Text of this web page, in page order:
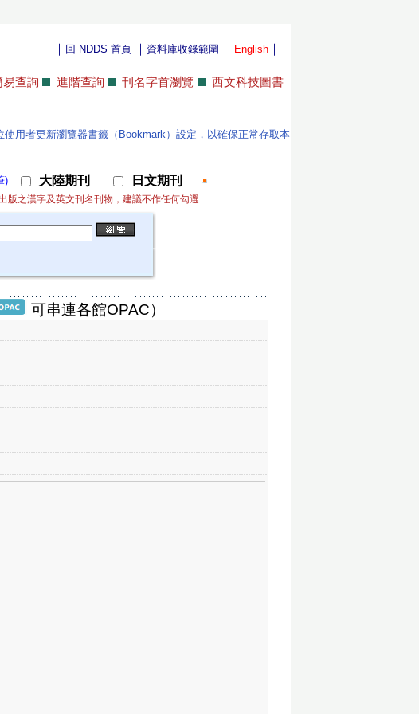
回 NDDS 首頁 資料庫收錄範圍 English
易查詢 進階查詢 刊名字首瀏覽 西文科技圖書
用者更新瀏覽器書籤（Bookmark）設定，以確保正常存取本
) 大陸期刊 日文期刊
版之漢字及英文刊名刊物，建議不作任何勾選
可串連各館OPAC）